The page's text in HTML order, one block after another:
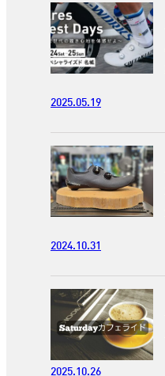
2025.05.19
2024.10.31
2025.10.26